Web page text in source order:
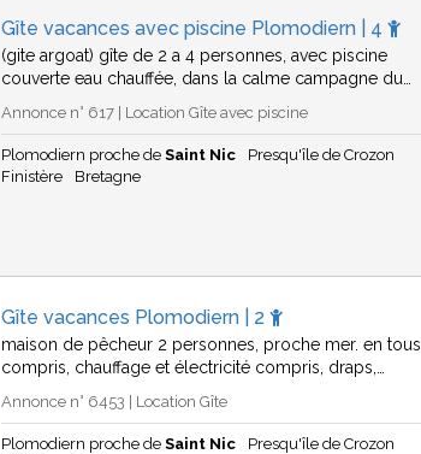
Gîte vacances avec piscine Plomodiern | 4
(gite argoat) gîte de 2 a 4 personnes, avec piscine
couverte eau chauffée, dans la calme campagne du…
Annonce n° 617 | Location Gîte avec piscine
Plomodiern proche deSaint Nic
Presqu'île de Crozon
Finistère
Bretagne
Gîte vacances Plomodiern | 2
maison de pêcheur 2 personnes, proche mer. en tous
compris, chauffage et électricité compris, draps,…
Annonce n° 6453 | Location Gîte
Plomodiern proche deSaint Nic
Presqu'île de Crozon